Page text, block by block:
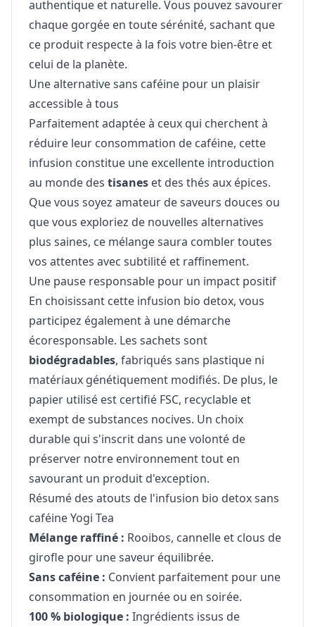
authentique et naturelle. Vous pouvez savourer
chaque gorgée en toute sérénité, sachant que
ce produit respecte à la fois votre bien-être et
celui de la planète.
Une alternative sans caféine pour un plaisir
accessible à tous
Parfaitement adaptée à ceux qui cherchent à
réduire leur consommation de caféine, cette
infusion constitue une excellente introduction
au monde des tisanes et des thés aux épices.
Que vous soyez amateur de saveurs douces ou
que vous exploriez de nouvelles alternatives
plus saines, ce mélange saura combler toutes
vos attentes avec subtilité et raffinement.
Une pause responsable pour un impact positif
En choisissant cette infusion bio detox, vous
participez également à une démarche
écoresponsable. Les sachets sont
biodégradables, fabriqués sans plastique ni
matériaux génétiquement modifiés. De plus, le
papier utilisé est certifié FSC, recyclable et
exempt de substances nocives. Un choix
durable qui s'inscrit dans une volonté de
préserver notre environnement tout en
savourant un produit d'exception.
Résumé des atouts de l'infusion bio detox sans
caféine Yogi Tea
Mélange raffiné : Rooibos, cannelle et clous de
girofle pour une saveur équilibrée.
Sans caféine : Convient parfaitement pour une
consommation en journée ou en soirée.
100 % biologique : Ingrédients issus de